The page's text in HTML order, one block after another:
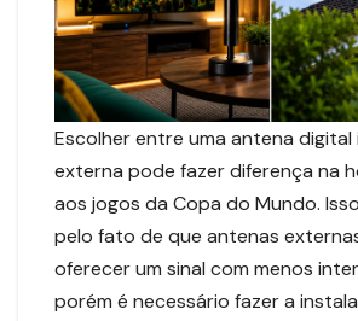
Escolher entre uma antena
externa pode fazer diferença na
aos jogos da Copa do Mundo.
pelo fato de que antenas
oferecer um sinal com menos
porém é necessário fazer a